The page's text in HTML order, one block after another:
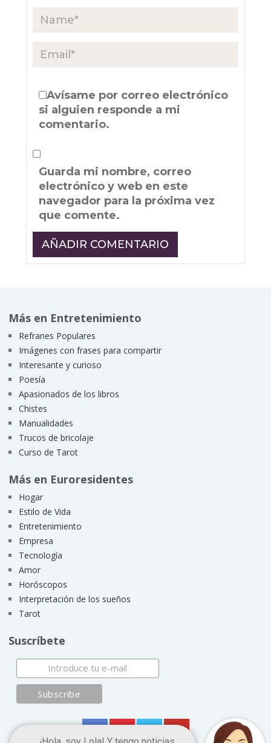
Avísame por correo electrónico
si alguien responde a mi
comentario.
Guarda mi nombre, correo
electrónico y web en este
navegador para la próxima vez
que comente.
Más en Entretenimiento
Refranes Populares
Imágenes con frases para compartir
Interesante y curioso
Poesía
Apasionados de los libros
Chistes
Manualidades
Trucos de bricolaje
Curso de Tarot
Más en Euroresidentes
Hogar
Estilo de Vida
Entretenimiento
Empresa
Tecnología
Amor
Horóscopos
Interpretación de los sueños
Tarot
Suscríbete